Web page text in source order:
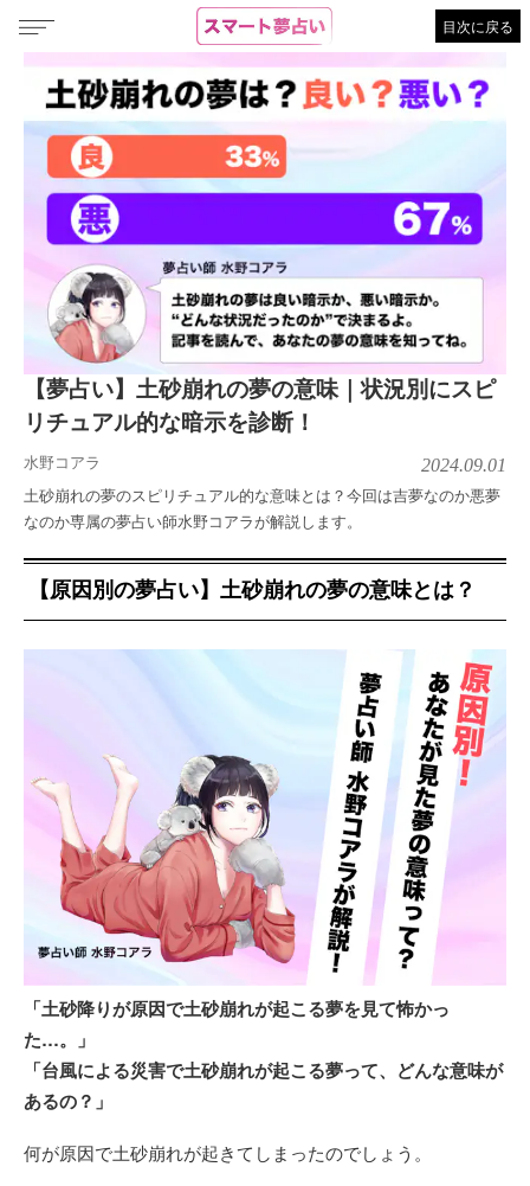
目次に戻る
【夢占い】土砂崩れの夢の意味｜状況別にスピ
リチュアル的な暗示を診断！
水野コアラ 2024.09.01
土砂崩れの夢のスピリチュアル的な意味とは？今回は吉夢なのか悪夢
なのか専属の夢占い師水野コアラが解説します。
【原因別の夢占い】土砂崩れの夢の意味とは？
「土砂降りが原因で土砂崩れが起こる夢を見て怖かっ
た…。」
「台風による災害で土砂崩れが起こる夢って、どんな意味が
あるの？」
何が原因で土砂崩れが起きてしまったのでしょう。